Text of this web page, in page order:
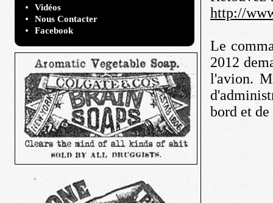
Vidéos
Nous Contacter
Facebook
http://
Le
2012
l'avion.
bord et